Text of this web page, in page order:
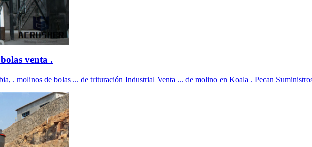
venta .
. molinos de bolas ... de trituración Industrial Venta ... de molino en Koala . Pecan